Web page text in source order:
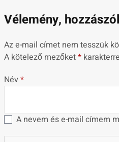
Vélemény,
Az e-mail címet nem tesszük
A kötelező mezőket*
Név*
A nevem és e-mail címem